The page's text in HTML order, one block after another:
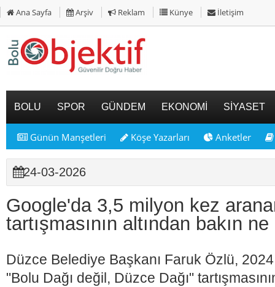
Ana Sayfa Arşiv Reklam Künye İletişim
BOLU SPOR GÜNDEM EKONOMİ SİYASET
Günün Manşetleri Köşe Yazarları Anketler
24-03-2026
Google'da 3,5 milyon kez
tartışmasının altından bakın ne
Düzce Belediye Başkanı Faruk Özlü, 2024
"Bolu Dağı değil, Düzce Dağı"